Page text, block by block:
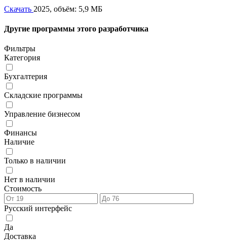
Скачать 2025, объём: 5,9 МБ
Другие программы этого разработчика
Фильтры
Категория
Бухгалтерия
Складские программы
Управление бизнесом
Финансы
Наличие
Только в наличии
Нет в наличии
Стоимость
Русский интерфейс
Да
Доставка